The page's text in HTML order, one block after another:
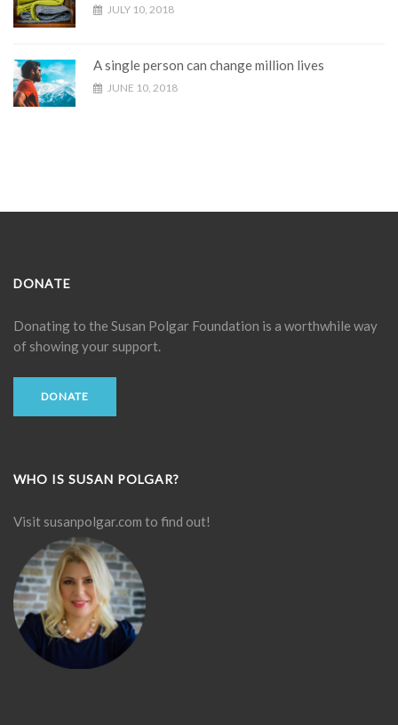
JULY 10, 2018
A single person can change million lives
JUNE 10, 2018
DONATE
Donating to the Susan Polgar Foundation is a worthwhile way
of showing your support.
DONATE
WHO IS SUSAN POLGAR?
Visit susanpolgar.com to find out!